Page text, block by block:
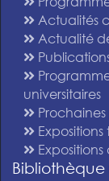
Actualités
Actualité
universitaires